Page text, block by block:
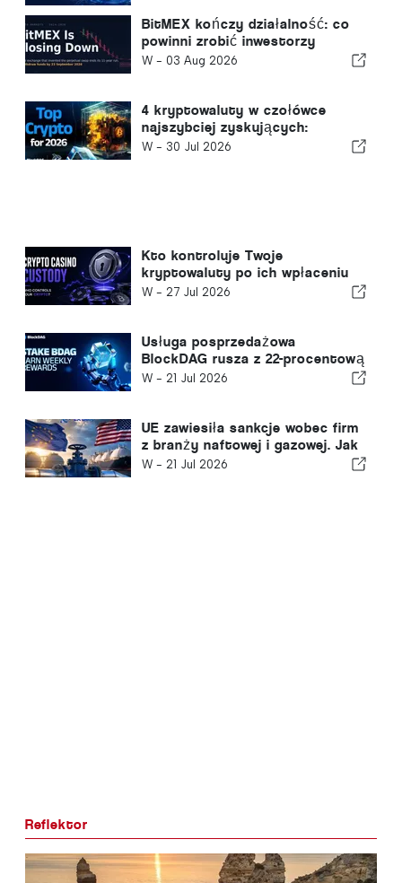
Chainlinku i cenie ADA
BitMEX kończy działalność: co
powinni zrobić inwestorzy
kryptowalutowi przed 23
W - 03 Aug 2026
4 kryptowaluty w czołówce
najszybciej zyskujących:
BlockDAG, Kaspa, Monero i
W - 30 Jul 2026
Kto kontroluje Twoje
kryptowaluty po ich wpłaceniu
do kasyna internetowego?
W - 27 Jul 2026
Usługa posprzedażowa
BlockDAG rusza z 22-procentową
zniżką na LIVE SWAP, podczas
Cardano zwalnia
W - 21 Jul 2026
UE zawiesiła sankcje wobec firm
z branży naftowej i gazowej. Jak
można zarabiać 7 000 dolarów
W - 21 Jul 2026
Reflektor